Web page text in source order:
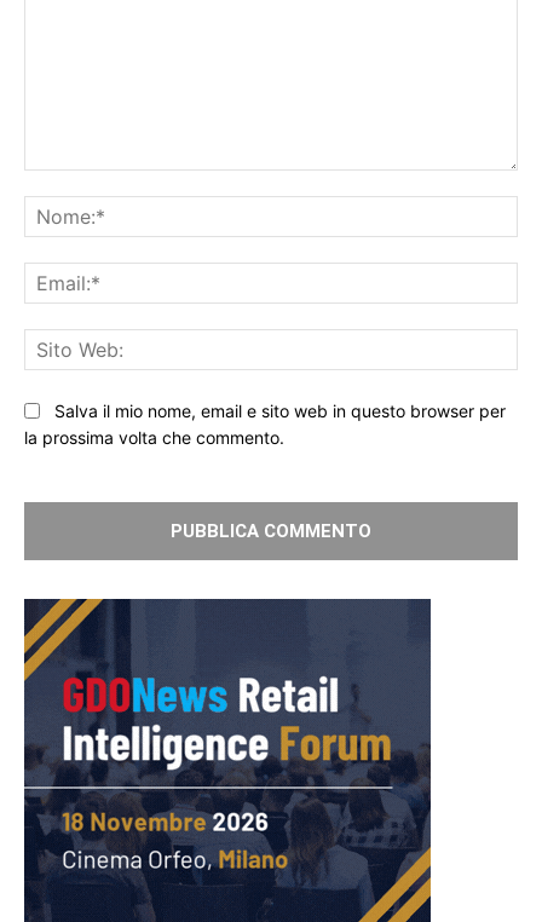
Salva il mio nome, email e sito web in questo browser per
la prossima volta che commento.